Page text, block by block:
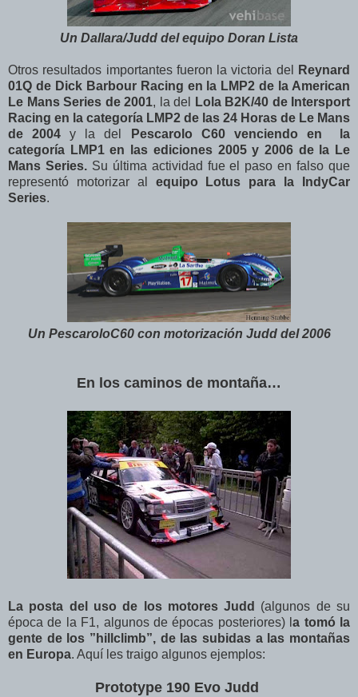
Un Dallara/Judd del equipo Doran Lista
Otros resultados importantes fueron la victoria del
Reynard
01Q de Dick Barbour Racing en la LMP2 de la American
Le Mans Series de 2001, la del
Lola B2K/40 de Intersport
Racing en la categoría LMP2 de las 24 Horas de Le Mans
de 2004 y la del
Pescarolo C60 venciendo en la
categoría LMP1 en las ediciones 2005 y 2006 de la Le
Mans Series. Su última actividad fue el paso en falso que
representó motorizar al equipo Lotus para la IndyCar
Series.
Un PescaroloC60 con motorización Judd del 2006
En los caminos de montaña…
La posta del uso de los motores Judd
(algunos de su
época de la F1, algunos de épocas posteriores) la tomó la
gente de los ”hillclimb”, de las subidas a las montañas
en Europa. Aquí les traigo algunos ejemplos:
Prototype 190 Evo Judd